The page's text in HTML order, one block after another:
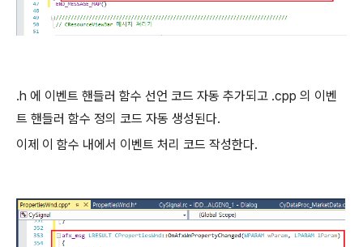
.h 에 이벤트 핸들러 함수 선언 코드 자동 추가되고 .cpp 의 이벤
트 핸들러 함수 정의 코드 자동 생성된다.
이제 이 함수 내에서 이벤트 처리 코드 작성한다.